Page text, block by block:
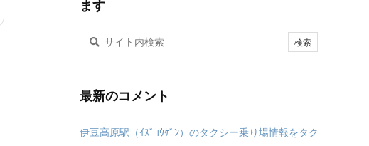
ます
最新のコメント
伊豆高原駅（ｲｽﾞｺｳｹﾞﾝ）のタクシー乗り場情報をタク